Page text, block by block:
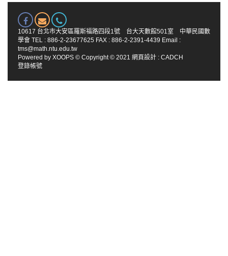
10617 台北市大安區羅斯福路四段1號 台大天數館501室 中華民國數
學會 TEL : 886-2-23677625 FAX : 886-2-2391-4439 Email :
tms@math.ntu.edu.tw
Powered by XOOPS © Copyright © 2021 網頁設計 : CADCH
登錄帳號